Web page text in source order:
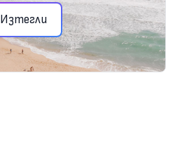
Изтегли